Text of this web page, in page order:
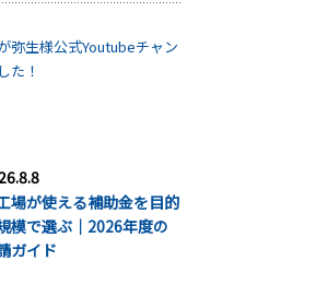
弥生様公式Youtubeチャン
た！
場が使える補助金を目的
模で選ぶ｜2026年度の
ガイド